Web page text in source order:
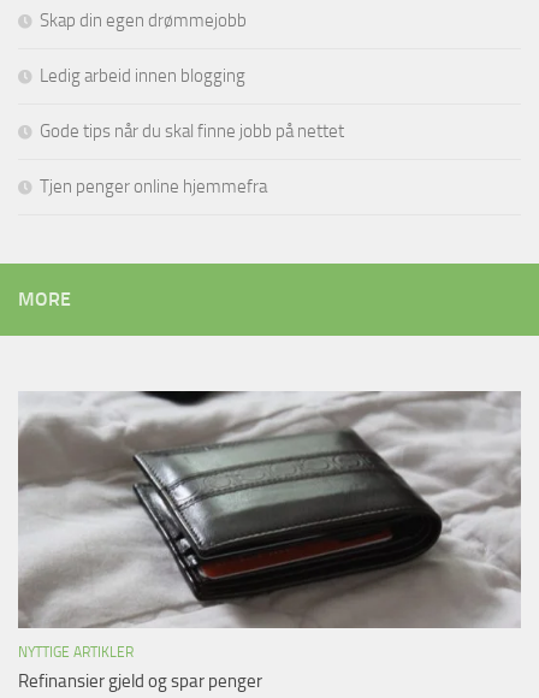
Skap din egen drømmejobb
Ledig arbeid innen blogging
Gode tips når du skal finne jobb på nettet
Tjen penger online hjemmefra
MORE
NYTTIGE ARTIKLER
Refinansier gjeld og spar penger